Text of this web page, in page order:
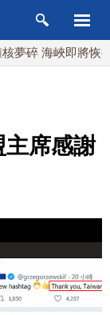
海峽即將恢復通航
主席感謝